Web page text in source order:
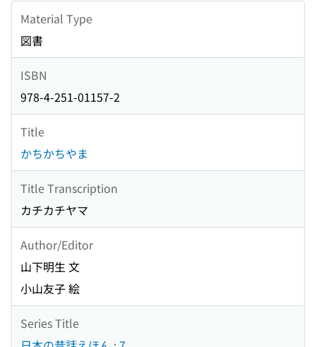
Material Type
図書
ISBN
978-4-251-01157-2
Title
かちかちやま
Title Transcription
カチカチヤマ
Author/Editor
山下明生 文
小山友子 絵
Series Title